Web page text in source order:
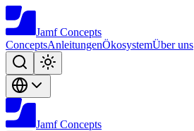
Jamf Concepts
ConceptsAnleitungenÖkosystemÜber uns
Jamf Concepts